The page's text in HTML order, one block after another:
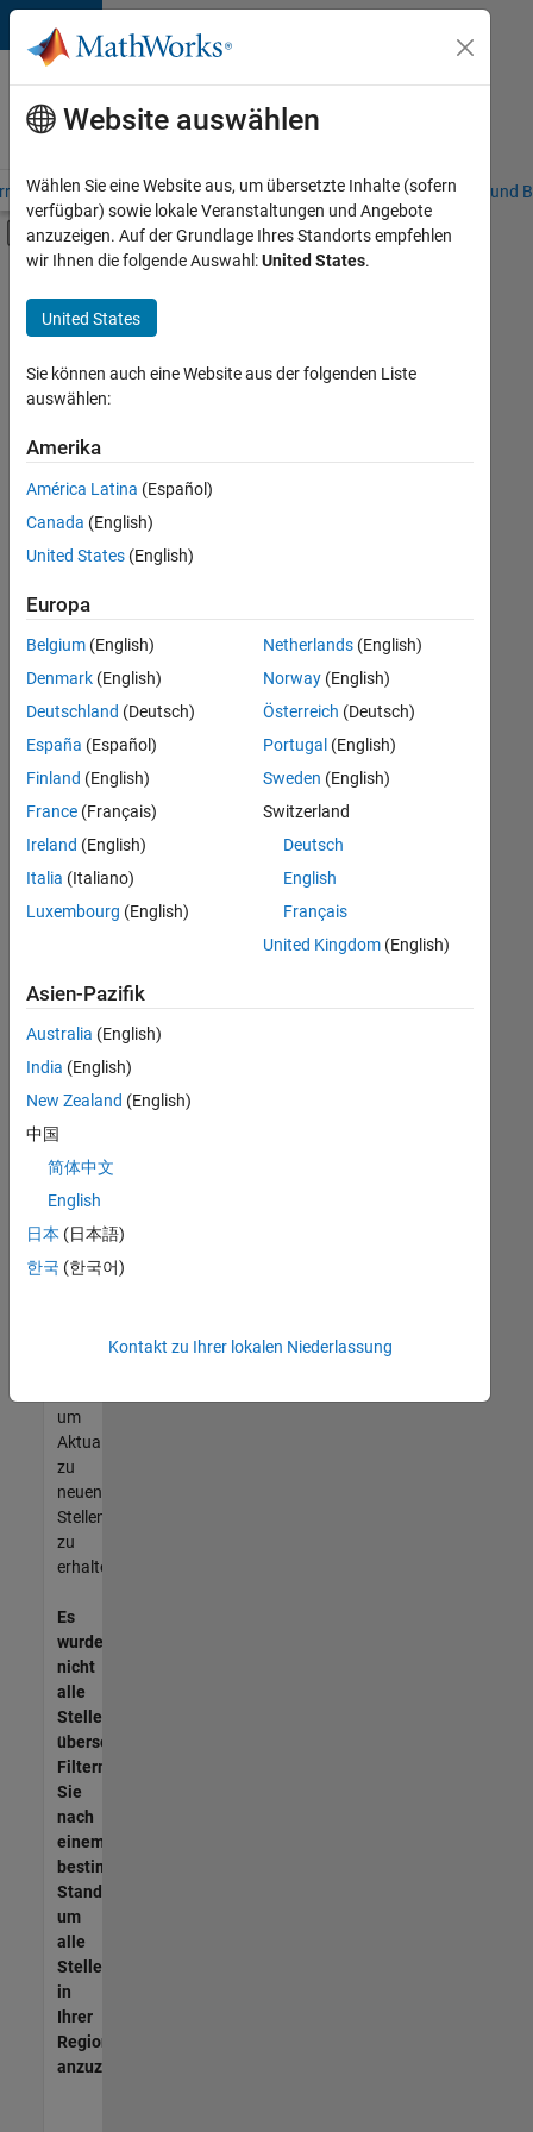
Weiter zum Inhalt
Karriere
bei
MathWorks
– Übersicht Stellensuche Niederlassungen Studierende und
Umschaltung für Off-Canvas-
Hauptinhalt
Information Technology
Education Sales
Inside Sales
Sales Operations
Marketing Communications
Human Resources
Büro- und Verwaltungsdienste
+6
Derzeit
es
keine
offenen
Stellen,
Ihren
Suchkriterien
entsprechen.
können
die
Suchkriterien
weiter
fassen
oder
alle
Stellenangebote
anzeigen .
noch
keine
offenen
Stellen
können,
die
Ihren
entsprechen,
werden
unseres
um
Aktualisierungen
zu
neuen
Stellenangeboten
zu
erhalten.
Es
wurden
nicht
alle
Stellen
übersetzt.
Filtern
Sie
nach
einem
bestimmten
Standort,
um
alle
Stellenangebote
in
Ihrer
Region
anzuzeigen.
Website auswählen
Wählen Sie eine Website aus, um übersetzte Inhalte (sofern
verfügbar) sowie lokale Veranstaltungen und Angebote
anzuzeigen. Auf der Grundlage Ihres Standorts empfehlen
wir Ihnen die folgende Auswahl:United States.
United States
Sie können auch eine Website aus der folgenden Liste
auswählen:
Amerika
América Latina (Español)
Canada (English)
United States (English)
Europa
Belgium (English)
Denmark (English)
Deutschland (Deutsch)
España (Español)
Finland (English)
France (Français)
Ireland (English)
Italia (Italiano)
Luxembourg (English)
Netherlands(English)
Norway(English)
Österreich (Deutsch)
Portugal (English)
Sweden (English)
Switzerland
Deutsch
English
Français
United Kingdom(English)
Asien-Pazifik
Australia (English)
India (English)
New Zealand (English)
中国
简体中文
English
日本 (日本語)
한국 (한국어)
Kontakt zu Ihrer lokalen Niederlassung